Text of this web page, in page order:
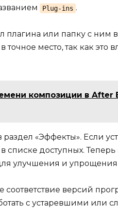
Plug-ins .
или папку с ним
место, так как это
композиции в After
«Эффекты». Если
списке доступных.
улучшения и
версий
с устаревшими или